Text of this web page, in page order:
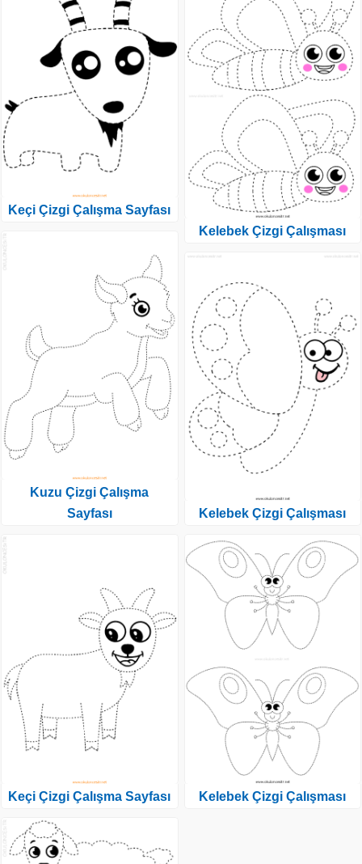
Keçi Çizgi Çalışma Sayfası
Kuzu Çizgi Çalışma
Sayfası
Keçi Çizgi Çalışma Sayfası
Kelebek Çizgi Çalışması
Kelebek Çizgi Çalışması
Kelebek Çizgi Çalışması